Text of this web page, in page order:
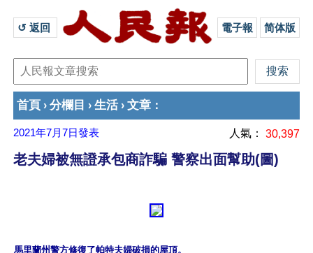
↺ 返回 電子報 简体版
首頁 › 分欄目 › 生活 › 文章 ：
2021年7月7日發表 人氣： 30,397
老夫婦被無證承包商詐騙 警察出面幫助(圖)